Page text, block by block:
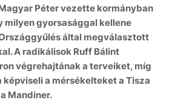
Péter vezette kormányban
milyen gyorsasággal kellene
által megválasztott
A radikálisok Ruff Bálint
végrehajtának a terveiket, míg
a mérsékelteket a Tisza
Mandiner.